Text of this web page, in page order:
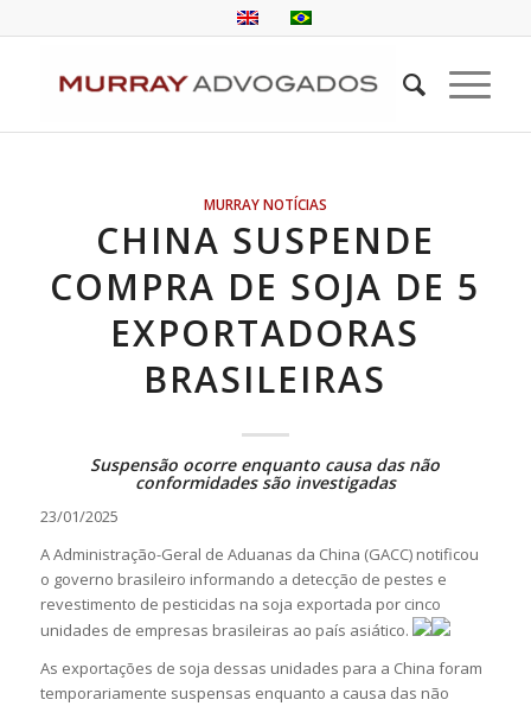
MURRAY NOTÍCIAS
CHINA SUSPENDE
COMPRA DE SOJA DE 5
EXPORTADORAS
BRASILEIRAS
Suspensão ocorre enquanto causa das não
conformidades são investigadas
23/01/2025
A Administração-Geral de Aduanas da China (GACC) notificou
o governo brasileiro informando a detecção de pestes e
revestimento de pesticidas na soja exportada por cinco
unidades de empresas brasileiras ao país asiático.
As exportações de soja dessas unidades para a China foram
temporariamente suspensas enquanto a causa das não